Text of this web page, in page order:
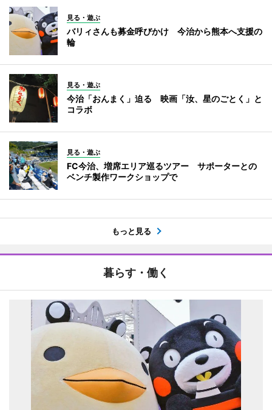
見る・遊ぶ
バリィさんも募金呼びかけ 今治から熊本へ支援の
輪
見る・遊ぶ
今治「おんまく」迫る 映画「汝、星のごとく」と
コラボ
見る・遊ぶ
FC今治、増席エリア巡るツアー サポーターとの
ベンチ製作ワークショップで
もっと見る
暮らす・働く